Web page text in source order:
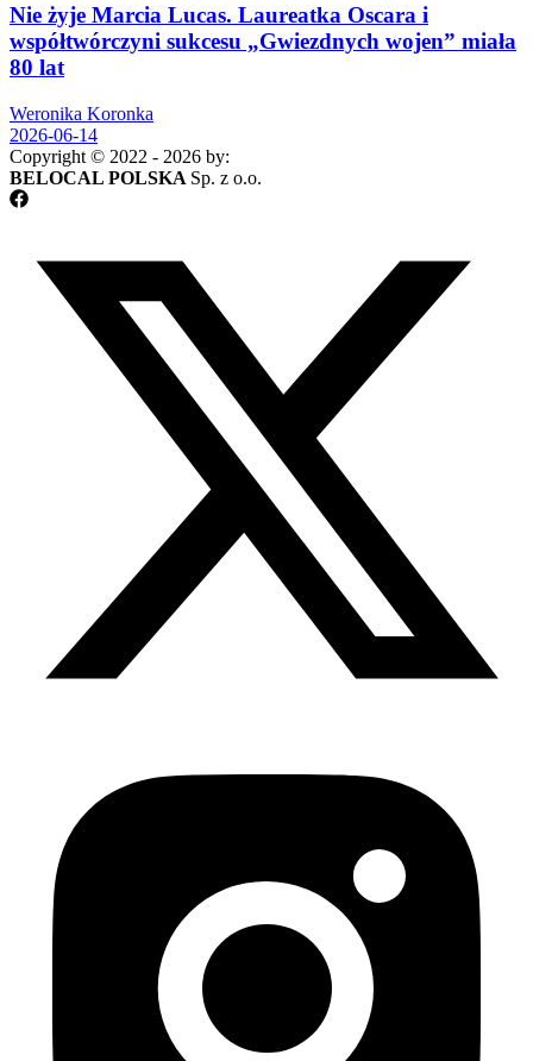
Nie żyje Marcia Lucas. Laureatka Oscara i
współtwórczyni sukcesu „Gwiezdnych wojen” miała
80 lat
Weronika Koronka
2026-06-14
Copyright © 2022 - 2026 by:
BELOCAL POLSKA Sp. z o.o.